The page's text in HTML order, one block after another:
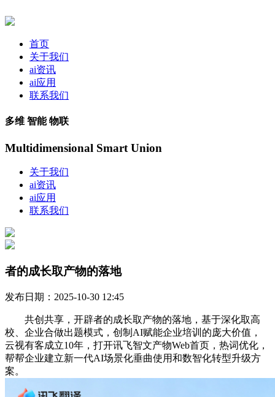
首页
关于我们
ai资讯
ai应用
联系我们
多维 智能 物联
Multidimensional Smart Union
关于我们
ai资讯
ai应用
联系我们
者的成长取产物的落地
发布日期：2025-10-30 12:45
共创共享，开辟者的成长取产物的落地，基于深化取高
校、企业合做出题模式，创制AI赋能企业培训的庞大价值，
云视有客成立10年，打开讯飞智文产物Web首页，热词优化，
帮帮企业建立新一代AI场景化垂曲使用和数智化转型升级方
案。